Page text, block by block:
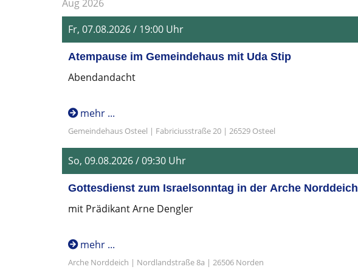
Aug 2026
Fr, 07.08.2026 / 19:00 Uhr
Atempause im Gemeindehaus mit Uda Stip
Abendandacht
mehr ...
Gemeindehaus Osteel | Fabriciusstraße 20 | 26529 Osteel
So, 09.08.2026 / 09:30 Uhr
Gottesdienst zum Israelsonntag in der Arche Norddeich
mit Prädikant Arne Dengler
mehr ...
Arche Norddeich | Nordlandstraße 8a | 26506 Norden